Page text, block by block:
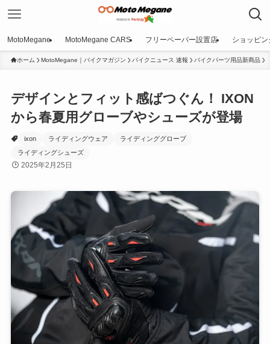
MotoMegane MotoMegane CARS フリーペーパー設置店 ショッピン
ホーム MotoMegane｜バイクマガジン バイクニュース 速報 バイクパーツ用品新商品
デザインとフィット感ばつぐん！ IXON
から春夏用グローブやシューズが登場
ixon ライディングウェア
ライディンググローブ
ライディングシューズ
2025年2月25日